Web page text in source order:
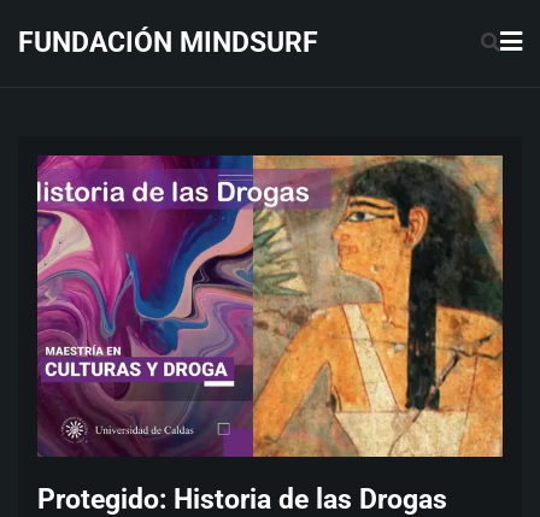
FUNDACIÓN MINDSURF
Protegido: Historia de las Drogas